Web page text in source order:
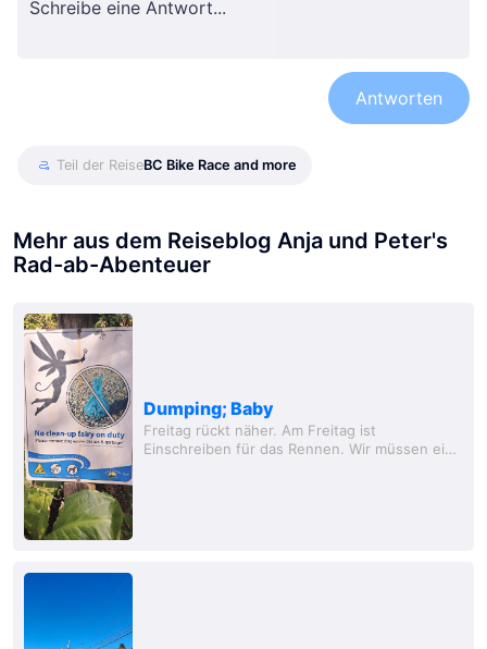
Antworten
Teil der ReiseBC Bike Race and more
Mehr aus dem Reiseblog Anja und Peter's
Rad-ab-Abenteuer
Dumping; Baby
Freitag rückt näher. Am Freitag ist
Einschreiben für das Rennen. Wir müssen ein